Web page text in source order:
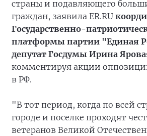
страны и подавляющего
граждан, заявила ER.RU
Государственно-
платформы партии "Единая
депутат Госдумы Ирина
комментируя акции
в РФ.
"В тот период, когда по всей
городе и поселке проходят
ветеранов Великой